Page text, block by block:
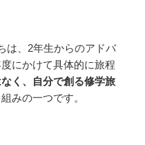
は、2年生からのアドバ
にかけて具体的に旅程
く、自分で創る修学旅
みの一つです。